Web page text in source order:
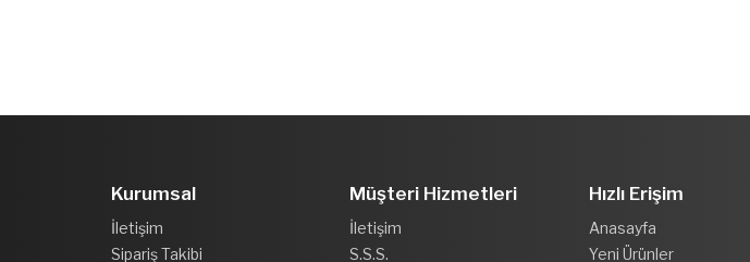
Kurumsal
İletişim
Sipariş Takibi
Müşteri Hizmetleri
İletişim
S.S.S.
Hızlı Erişim
Anasayfa
Yeni Ürünler